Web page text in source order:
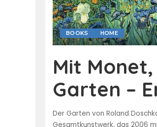
BOOKS HOME
Mit
Garten –
Der Garten von Roland
Gesamtkunstwerk, das 2006